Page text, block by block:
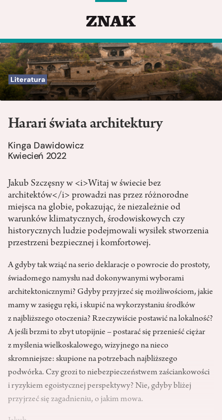
Literatura
Harari świata architektury
Kinga Dawidowicz
Kwiecień 2022
Jakub Szczęsny w <i>Witaj w świecie bez
architektów</i> prowadzi nas przez różnorodne
miejsca na globie, pokazując, że niezależnie od
warunków klimatycznych, środowiskowych czy
historycznych ludzie podejmowali wysiłek stworzenia
przestrzeni bezpiecznej i komfortowej.
A gdyby tak wziąć na serio deklaracje o powrocie do prostoty,
świadomego namysłu nad dokonywanymi wyborami
architektonicznymi? Gdyby przyjrzeć się możliwościom, jakie
mamy w zasięgu ręki, i skupić na wykorzystaniu środków
z najbliższego otoczenia? Rzeczywiście postawić na lokalność?
A jeśli brzmi to zbyt utopijnie – postarać się przenieść ciężar
z myślenia wielkoskalowego, wizyjnego na nieco
skromniejsze: skupione na potrzebach najbliższego
podwórka. Czy grozi to niebezpieczeństwem zaściankowości
i ryzykiem egoistycznej perspektywy? Nie, gdyby bliżej
przyjrzeć się zagadnieniu, o jakim mowa.